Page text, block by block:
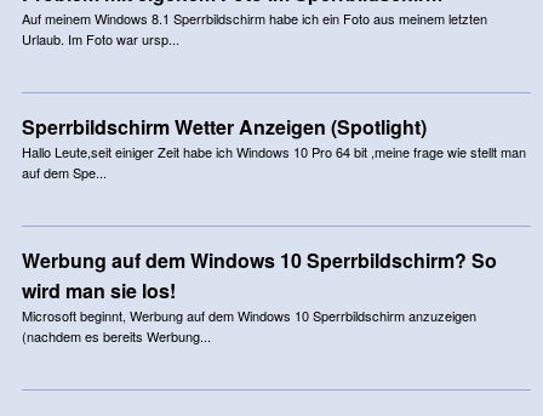
Auf meinem Windows 8.1 Sperrbildschirm habe ich ein Foto aus meinem letzten
Urlaub. Im Foto war ursp...
Sperrbildschirm Wetter Anzeigen (Spotlight)
Hallo Leute,seit einiger Zeit habe ich Windows 10 Pro 64 bit ,meine frage wie stellt man
auf dem Spe...
Werbung auf dem Windows 10 Sperrbildschirm? So
wird man sie los!
Microsoft beginnt, Werbung auf dem Windows 10 Sperrbildschirm anzuzeigen
(nachdem es bereits Werbung...